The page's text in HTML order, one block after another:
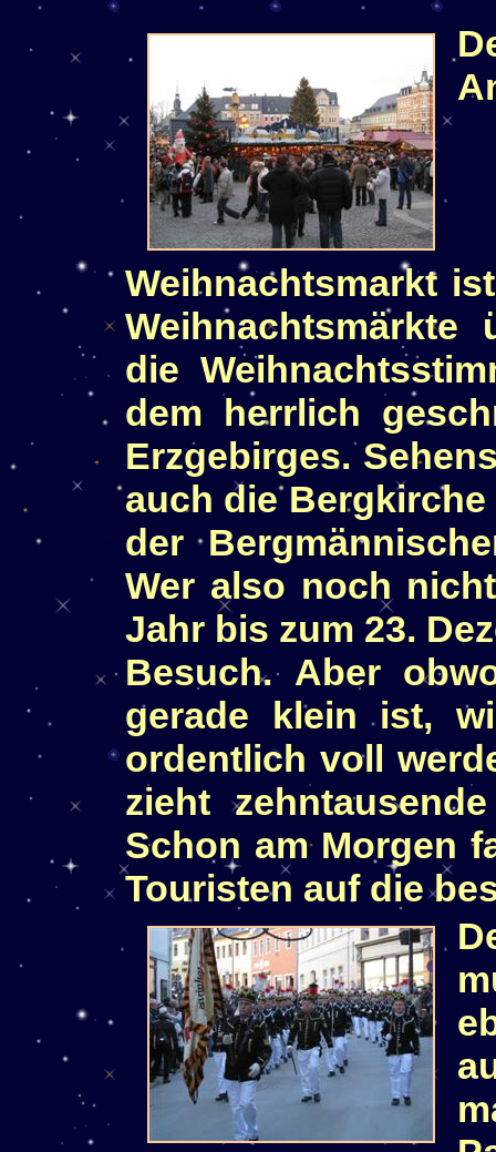
Weihnachtsmarkt
die
dem herrlich
Erzgebirges.
auch die
der
Wer also noch
Jahr bis zum 23.
Besuch. Aber
gerade klein ist,
ordentlich voll
zieht
Schon am Morgen
Touristen auf die